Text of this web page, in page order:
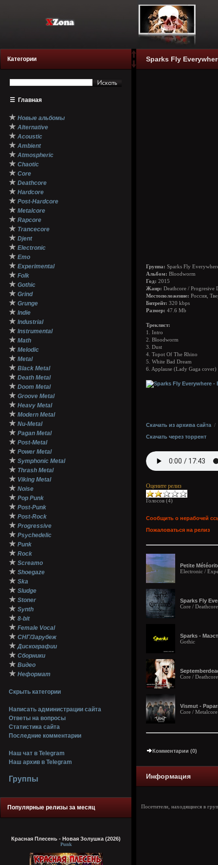
Категории
☰ Главная
★ Новые альбомы
★ Alternative
★ Acoustic
★ Ambient
★ Atmospheric
★ Chaotic
★ Core
★ Deathcore
★ Hardcore
★ Post-Hardcore
★ Metalcore
★ Rapcore
★ Trancecore
★ Djent
★ Electronic
★ Emo
★ Experimental
★ Folk
★ Gothic
★ Grind
★ Grunge
★ Indie
★ Industrial
★ Instrumental
★ Math
★ Melodic
★ Metal
★ Black Metal
★ Death Metal
★ Doom Metal
★ Groove Metal
★ Heavy Metal
★ Modern Metal
★ Nu-Metal
★ Pagan Metal
★ Post-Metal
★ Power Metal
★ Symphonic Metal
★ Thrash Metal
★ Viking Metal
★ Noise
★ Pop Punk
★ Post-Punk
★ Post-Rock
★ Progressive
★ Psychedelic
★ Punk
★ Rock
★ Screamo
★ Shoegaze
★ Ska
★ Sludge
★ Stoner
★ Synth
★ 8-bit
★ Female Vocal
★ СНГ/Зарубеж
★ Дискографии
★ Сборники
★ Видео
★ Неформат
Скрыть категории
Написать администрации сайта
Ответы на вопросы
Статистика сайта
Последние комментарии
Наш чат в Telegram
Наш архив в Telegram
Группы
Популярные релизы за месяц
Красная Плесень - Новая Золушка (2026)
Punk
Sparks Fly
Группа: Sparks Fly
Альбом: Bloodworm
Год: 2015
Жанр: Deathcore / Progresive
Местоположение: Россия,
Битрейт: 320 kbps
Размер: 47.6 Mb
Треклист:
1. Intro
2. Bloodworm
3. Dust
4. Topot Of The Rhino
5. White Bad Dream
6. Applause (Lady Gaga cover)
Скачать из архива сайта /
Скачать через торрент
Оцените релиз
Голосов (4)
Сообщить о нерабочей
Пожаловаться на релиз
Petite
Electronic /
Sparks Fly
Core /
Sparks -
Gothic
Core /
Vismut -
Core /
Комментарии (0)
Информация
Посетители, находящиеся в